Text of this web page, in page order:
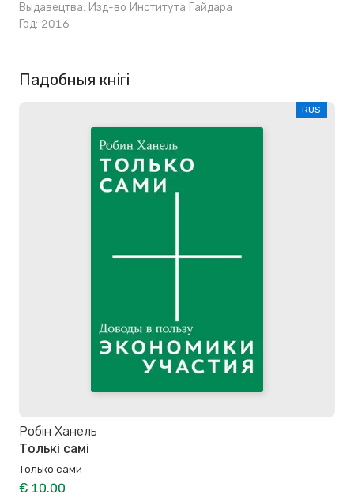
Выдавецтва: Изд-во Института Гайдара
Год: 2016
Падобныя кнігі
RUS
Робiн Ханель
Толькі самі
Только сами
€ 10.00